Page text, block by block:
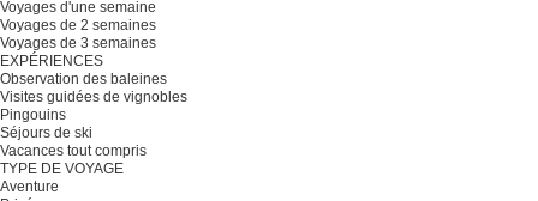
Voyages d'une semaine
Voyages de 2 semaines
Voyages de 3 semaines
EXPÉRIENCES
Observation des baleines
Visites guidées de vignobles
Pingouins
Séjours de ski
Vacances tout compris
TYPE DE VOYAGE
Aventure